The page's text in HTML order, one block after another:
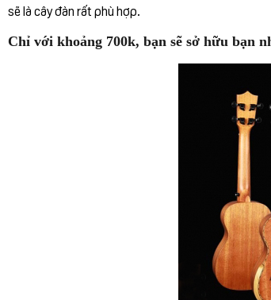
sẽ là cây đàn rất phù hợp.
Chỉ với khoảng 700k, bạn sẽ sở hữu bạn